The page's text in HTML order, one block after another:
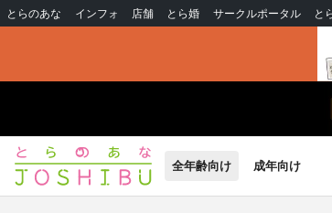
とらのあな インフォ 店舗 とら婚 サークルポータル と
全年齢向け 成年向け